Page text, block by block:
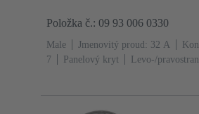
Položka č.: 09 93 006 0330
Male Jmenovitý proud: ‌32 A
7
Panelový kryt
Levo-/